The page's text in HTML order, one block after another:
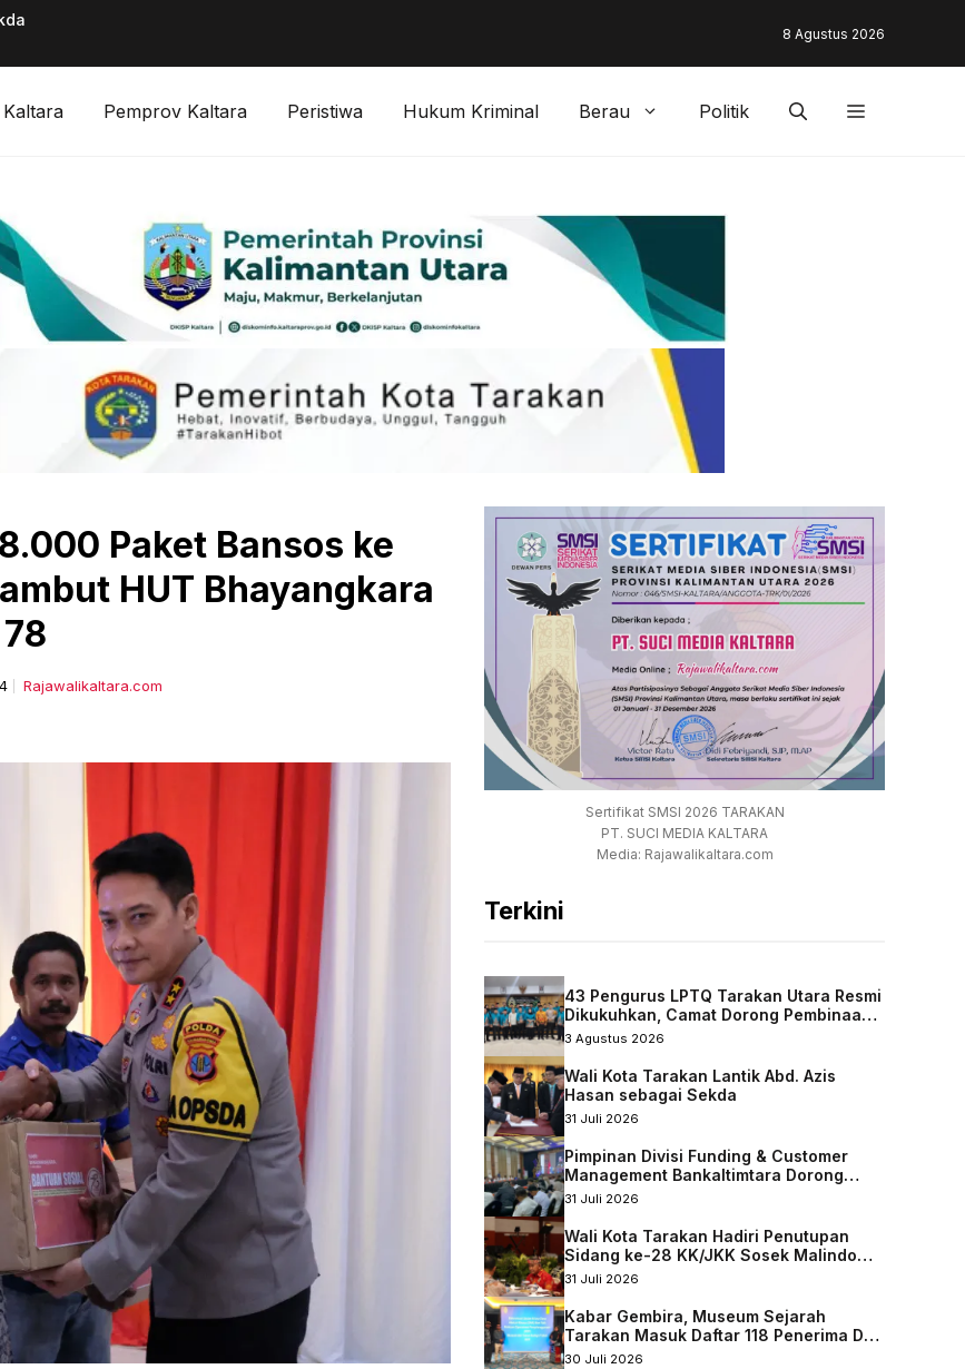
8 Agustus 2026
Kaltara Pemprov Kaltara Peristiwa Hukum Kriminal Berau Politik
Paket Bansos ke
HUT Bhayangkara
Rajawalikaltara.com
Sertifikat SMSI 2026 TARAKAN
PT. SUCI MEDIA KALTARA
Media: Rajawalikaltara.com
Terkini
43 Pengurus LPTQ Tarakan Utara Resmi
Dikukuhkan, Camat Dorong Pembinaan
Qurani Berkelanjutan
3 Agustus 2026
Wali Kota Tarakan Lantik Abd. Azis
Hasan sebagai Sekda
31 Juli 2026
Pimpinan Divisi Funding & Customer
Management Bankaltimtara Dorong
Percepatan Digitalisasi Keuangan di
31 Juli 2026
Wali Kota Tarakan Hadiri Penutupan
Sidang ke-28 KK/JKK Sosek Malindo
Tingkat Kaltara–Sabah
31 Juli 2026
Kabar Gembira, Museum Sejarah
Tarakan Masuk Daftar 118 Penerima DAK
Nonfisik 2027
30 Juli 2026